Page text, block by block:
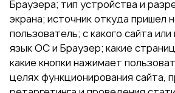
Браузера; тип устройства и
экрана; источник откуда пришел
пользователь; с какого сайта
язык ОС и Браузер; какие
какие кнопки нажимает
целях функционирования сайта,